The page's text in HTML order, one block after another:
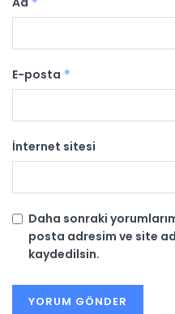
E-posta *
İnternet sitesi
Daha sonraki
posta adresim ve site
kaydedilsin.